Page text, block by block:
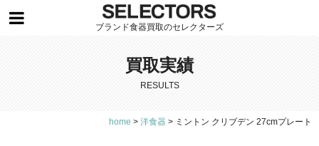
ブランド食器買取のセレクターズ
買取実績
RESULTS
home > 洋食器 > ミントン クリブデン 27cmプレート